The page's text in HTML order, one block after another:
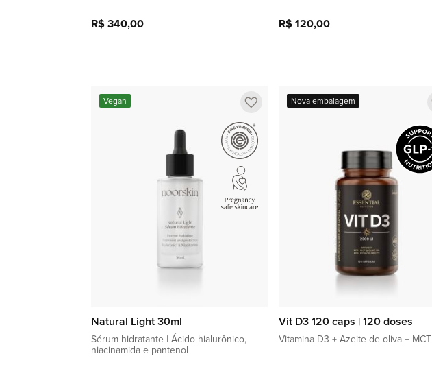
R$ 340,00 R$ 120,00
Adicionar
a
lista
de
Vegan
Natural Light 30ml
Sérum hidratante | Ácido hialurônico,
niacinamida e pantenol
Nova embalagem
Vit D3 120 caps | 120 doses
Vitamina D3 + Azeite de oliva + MCT